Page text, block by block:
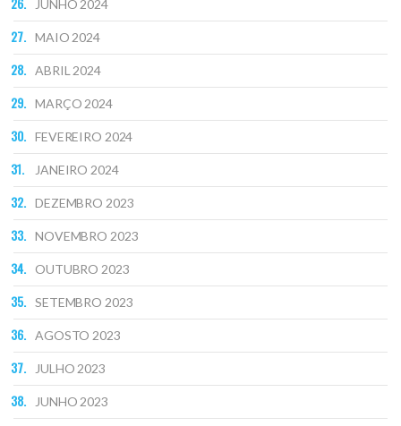
JUNHO 2024
MAIO 2024
ABRIL 2024
MARÇO 2024
FEVEREIRO 2024
JANEIRO 2024
DEZEMBRO 2023
NOVEMBRO 2023
OUTUBRO 2023
SETEMBRO 2023
AGOSTO 2023
JULHO 2023
JUNHO 2023